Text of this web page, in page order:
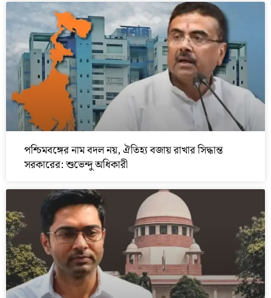
পশ্চিমবঙ্গের নাম বদল নয়, ঐতিহ্য বজায় রাখার সিদ্ধান্ত
সরকারের: শুভেন্দু অধিকারী